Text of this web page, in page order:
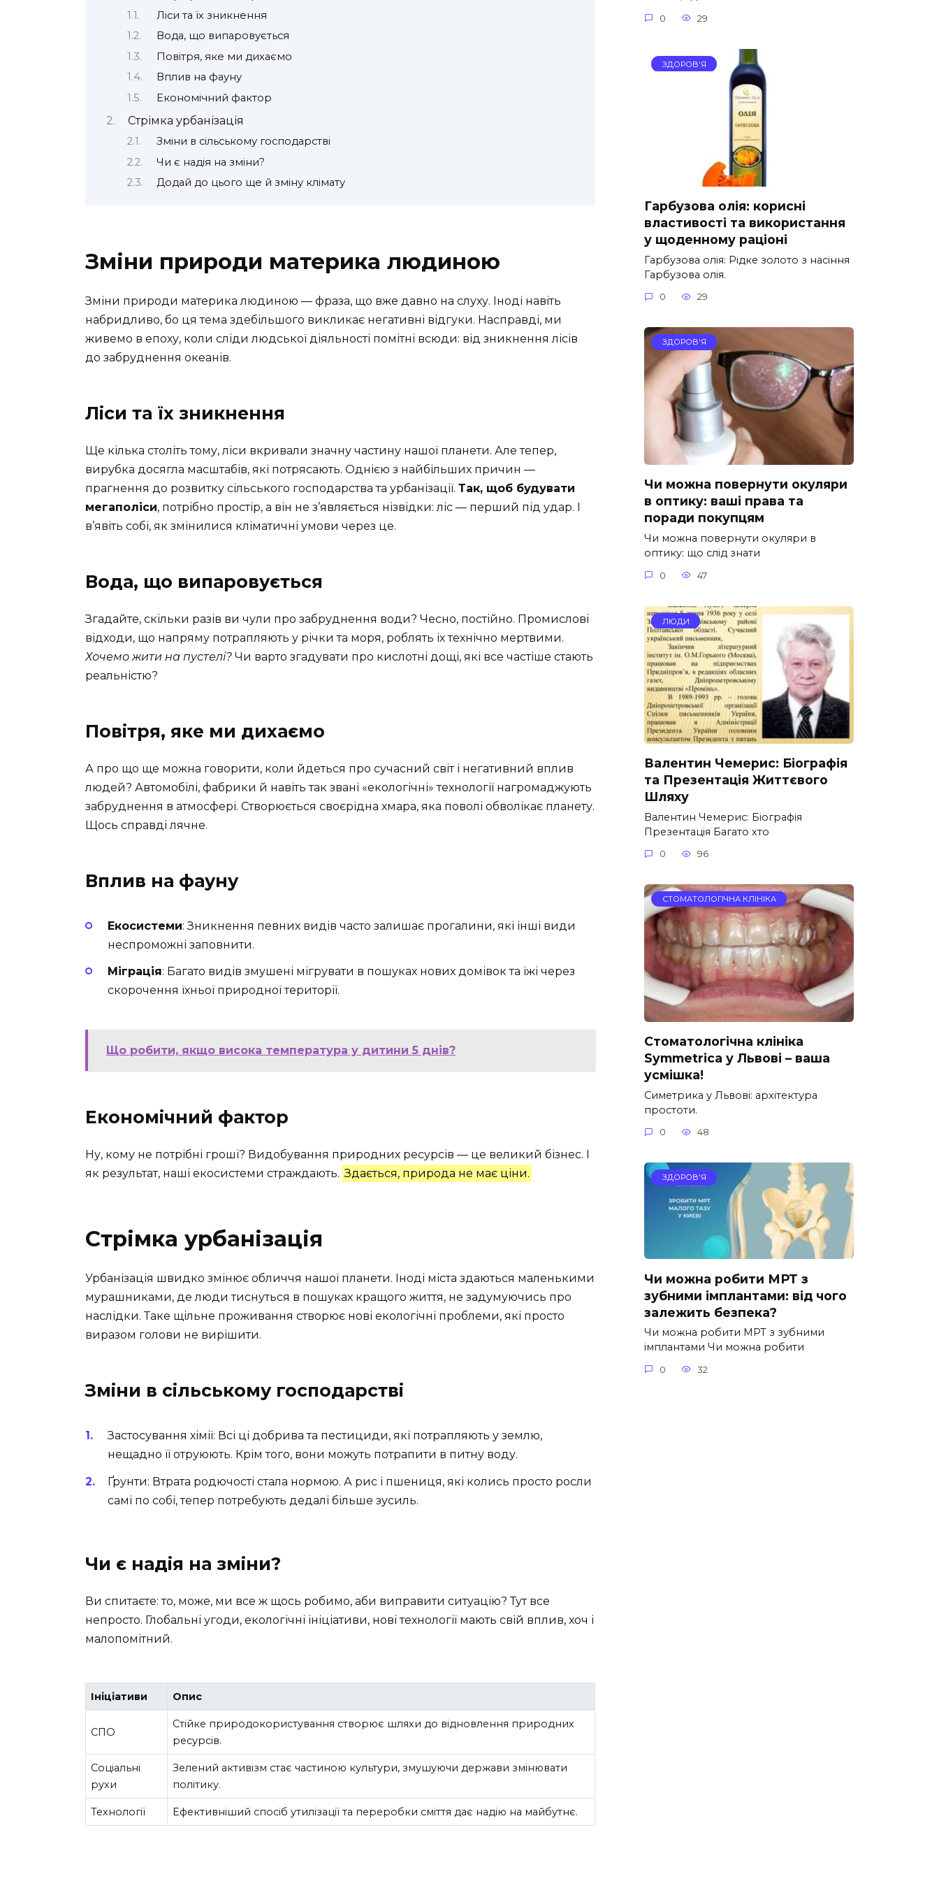
Ліси та їх зникнення
Вода, що випаровується
Повітря, яке ми дихаємо
Вплив на фауну
Економічний фактор
Стрімка урбанізація
Зміни в сільському господарстві
Чи є надія на зміни?
Додай до цього ще й зміну клімату
Зміни природи материка людиною
Зміни природи материка людиною — фраза, що вже давно на слуху. Іноді навіть
набридливо, бо ця тема здебільшого викликає негативні відгуки. Насправді, ми
живемо в епоху, коли сліди людської діяльності помітні всюди: від зникнення лісів
до забруднення океанів.
Ліси та їх зникнення
Ще кілька століть тому, ліси вкривали значну частину нашої планети. Але тепер,
вирубка досягла масштабів, які потрясають. Однією з найбільших причин —
прагнення до розвитку сільського господарства та урбанізації. Так, щоб будувати
мегаполіси, потрібно простір, а він не з’являється нізвідки: ліс — перший під удар. І
в’явіть собі, як змінилися кліматичні умови через це.
Вода, що випаровується
Згадайте, скільки разів ви чули про забруднення води? Чесно, постійно. Промислові
відходи, що напряму потрапляють у річки та моря, роблять іх технічно мертвими.
Хочемо жити на пустелі? Чи варто згадувати про кислотні дощі, які все частіше стають
реальністю?
Повітря, яке ми дихаємо
А про що ще можна говорити, коли йдеться про сучасний світ і негативний вплив
людей? Автомобілі, фабрики й навіть так звані «екологічні» технології нагромаджують
забруднення в атмосфері. Створюється своєрідна хмара, яка поволі обволікає планету.
Щось справді лячне.
Вплив на фауну
Екосистеми: Зникнення певних видів часто залишає прогалини, які інші види
неспроможні заповнити.
Міграція: Багато видів змушені мігрувати в пошуках нових домівок та їжі через
скорочення їхньої природної території.
Що робити, якщо висока температура у дитини 5 днів?
Економічний фактор
Ну, кому не потрібні гроші? Видобування природних ресурсів — це великий бізнес. І
як результат, наші екосистеми страждають. Здається, природа не має ціни.
Стрімка урбанізація
Урбанізація швидко змінює обличчя нашої планети. Іноді міста здаються маленькими
мурашниками, де люди тиснуться в пошуках кращого життя, не задумуючись про
наслідки. Таке щільне проживання створює нові екологічні проблеми, які просто
виразом голови не вирішити.
Зміни в сільському господарстві
Застосування хімії: Всі ці добрива та пестициди, які потрапляють у землю,
нещадно її отруюють. Крім того, вони можуть потрапити в питну воду.
Ґрунти: Втрата родючості стала нормою. А рис і пшениця, які колись просто росли
самі по собі, тепер потребують дедалі більше зусиль.
Чи є надія на зміни?
Ви спитаєте: то, може, ми все ж щось робимо, аби виправити ситуацію? Тут все
непросто. Глобальні угоди, екологічні ініціативи, нові технології мають свій вплив, хоч і
малопомітний.
Ініціативи Опис
СПО
Стійке природокористування створює шляхи до відновлення природних
ресурсів.
Соціальні
рухи
Зелений активізм стає частиною культури, змушуючи держави змінювати
політику.
Технології Ефективніший спосіб утилізації та переробки сміття дає надію на майбутнє.
0 29
ЗДОРОВ'Я
Гарбузова олія: корисні
властивості та використання
у щоденному раціоні
Гарбузова олія: Рідке золото з насіння
Гарбузова олія.
0 29
ЗДОРОВ'Я
Чи можна повернути окуляри
в оптику: ваші права та
поради покупцям
Чи можна повернути окуляри в
оптику: що слід знати
0 47
ЛЮДИ
Валентин Чемерис: Біографія
та Презентація Життєвого
Шляху
Валентин Чемерис: Біографія
Презентація Багато хто
0 96
СТОМАТОЛОГІЧНА КЛІНІКА
Стоматологічна клініка
Symmetrica у Львові – ваша
усмішка!
Симетрика у Львові: архітектура
простоти.
0 48
ЗДОРОВ'Я
Чи можна робити МРТ з
зубними імплантами: від чого
залежить безпека?
Чи можна робити МРТ з зубними
імплантами Чи можна робити
0 32